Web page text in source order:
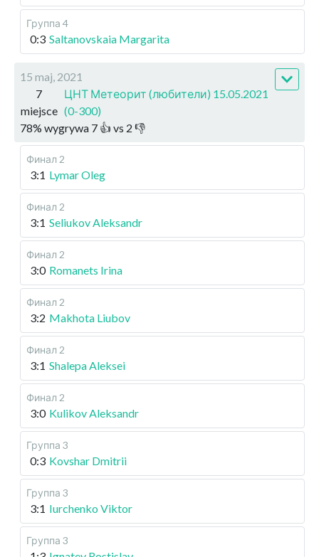
Группа 4
0:3 Saltanovskaia Margarita
15 maj, 2021
7
miejsce
ЦНТ Метеорит (любители) 15.05.2021
(0-300)
78% wygrywa 7 👍 vs 2 👎
Финал 2
3:1 Lymar Oleg
Финал 2
3:1 Seliukov Aleksandr
Финал 2
3:0 Romanets Irina
Финал 2
3:2 Makhota Liubov
Финал 2
3:1 Shalepa Aleksei
Финал 2
3:0 Kulikov Aleksandr
Группа 3
0:3 Kovshar Dmitrii
Группа 3
3:1 Iurchenko Viktor
Группа 3